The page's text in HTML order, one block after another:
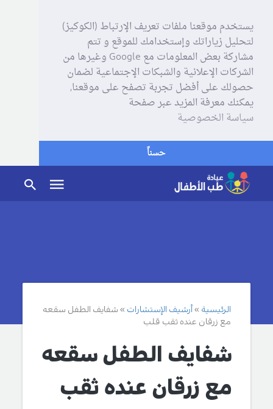
يستخدم موقعنا ملفات تعريف الإرتباط (الكوكيز)
لتحليل زياراتك وإستخدامك للموقع و تتم
مشاركة بعض المعلومات مع Google وغيرها من
الشركات الإعلانية والشبكات الإجتماعية لضمان
حصولك على أفضل تجربة تصفح على موقعنا,
يمكنك معرفة المزيد عبر صفحة
سياسة الخصوصية
حسناً
الرئيسية أرشيف الإستشارات
شفايف الطفل سقعه
مع زرقان عنده ثقب قلب
شفايف الطفل سقعه
مع زرقان عنده ثقب